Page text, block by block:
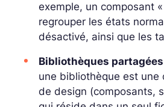
exemple, un composant
regrouper les états
désactivé, ainsi que les
Bibliothèques partagées
une bibliothèque est une
de design (composants,